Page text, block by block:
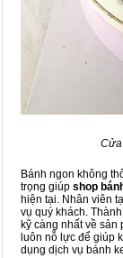
Bánh ngon không
trọng giúp shop
hiện tại. Nhân viên
vụ quý khách.
kỹ càng nhất về sản
luôn nỗ lực để giúp
dụng dịch vụ bánh